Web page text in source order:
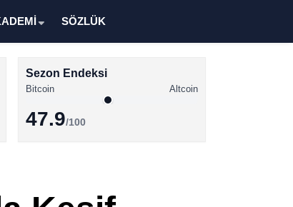
SÖZLÜK
Sezon Endeksi
Bitcoin Altcoin
47.9/100